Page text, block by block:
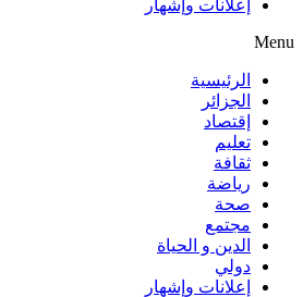
إعلانات وإشهار
Menu
الرئيسية
الجزائر
إقتصاد
تعليم
ثقافة
رياضة
صحة
مجتمع
الدين و الحياة
دولي
إعلانات وإشهار